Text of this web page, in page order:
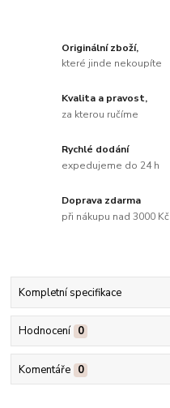
Originální zboží,
které jinde nekoupíte
Kvalita a pravost,
za kterou ručíme
Rychlé dodání
expedujeme do 24 h
Doprava zdarma
při nákupu nad 3000 Kč
Kompletní specifikace
Hodnocení 0
Komentáře 0